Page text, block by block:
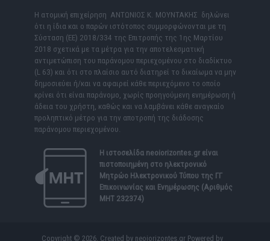
Η ατομική επιχείρηση ΑΝΤΩΝΙΟΣ Κ. ΜΟΥΝΤΑΚΗΣ δηλώνει
ότι η ίδια και ο παρών ιστότοπος συμμορφώνονται με τη
Σύσταση (ΕΕ) 2018/334 της Επιτροπής της 1ης Μαρτίου
2018 σχετικά με τα μέτρα για την αποτελεσματική
αντιμετώπιση του παράνομου περιεχομένου στο διαδίκτυο
(L 63) και ότι στο πλαίσιο αυτό διατηρεί το δικαίωμα να μην
δημοσιεύει ή/και να αφαιρεί κάθε περιεχόμενο το οποίο
κρίνει ότι είναι παράνομο, χωρίς προηγούμενη ενημέρωση ή
άδεια του χρήστη, καθώς και να λαμβάνει κάθε αναγκαίο
προληπτικό μέτρο για την αποτροπή της διάδοσης
παράνομου περιεχομένου.
Η ιστοσελίδα neoiorizontes.grείναι
πιστοποιημένη στο ηλεκτρονικό
Μητρώο Ηλεκτρονικού Τύπου της ΓΓ
Επικοινωνίας και Ενημέρωσης (Αριθμός
ΜΗΤ 232374)
Copyright © 2026. Created by neoiorizontes.gr Powered by